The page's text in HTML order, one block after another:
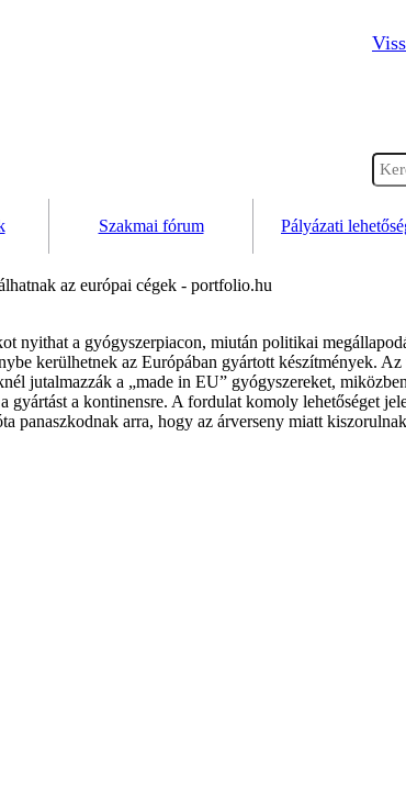
Szakmai fórum Pályázati
az európai cégek - portfolio.hu
nyithat a gyógyszerpiacon, miután politikai
kerülhetnek az Európában gyártott készítmények. Az
jutalmazzák a „made in EU” gyógyszereket,
gyártást a kontinensre. A fordulat komoly lehetőséget
panaszkodnak arra, hogy az árverseny miatt